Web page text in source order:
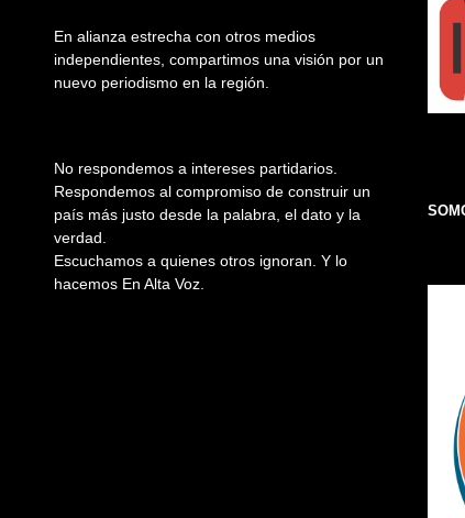
En alianza estrecha con otros medios
independientes, compartimos una visión por un
nuevo periodismo en la región.
No respondemos a intereses partidarios.
Respondemos al compromiso de construir un
país más justo desde la palabra, el dato y la
verdad.
Escuchamos a quienes otros ignoran. Y lo
hacemos En Alta Voz.